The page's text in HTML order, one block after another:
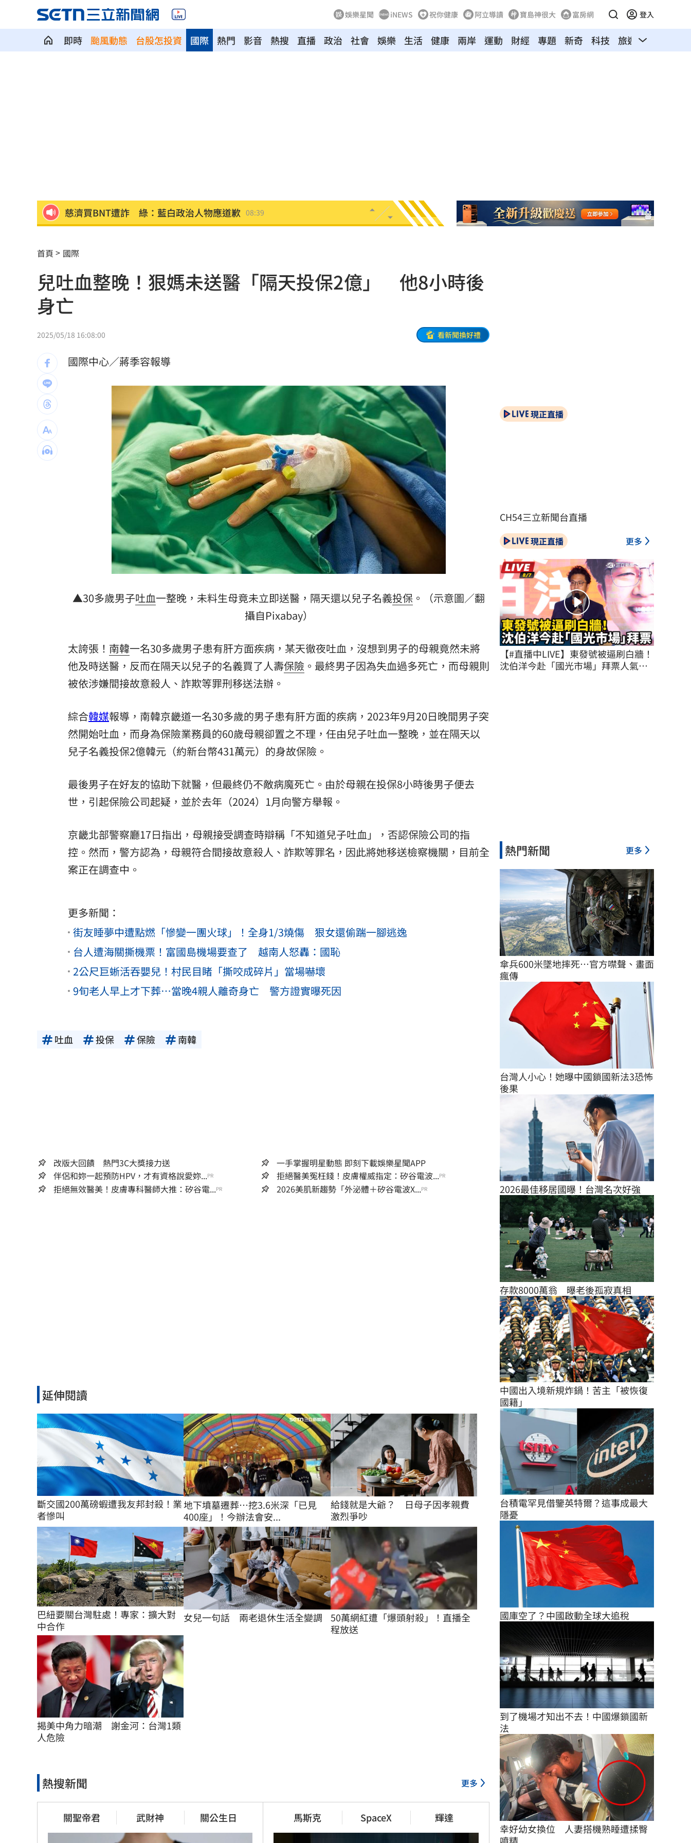
娛樂星聞 iNEWS 祝你健康 阿立導讀 寶島神很大 富房網 登入
即時 颱風動態 台股怎投資 熱門 影音 熱搜 直播 政治 社會 娛樂 生活 健康
國際 兩岸 運動 財經 專題 新奇 科技 旅遊 汽車
慈濟買BNT遭詐 綠：藍白政治人物應道歉 08:39
抹黑陳時中擋疫苗！他曝往事嗆柯：欠道歉
告別綠衫軍十年生涯 布朗首揭離隊心聲 08:34
陳隨意公開神級滷肉食譜配方 網全暴動了
ENHYPEN粉絲Mina遭網暴離世！醫師揭警訊
習近平國師惹禍！狂言1句嚇跑大批台商
女友懷5個月身孕…跟槍毒犯共吸喪屍菸彈 08:23
獨／海軍雇員0經驗開小火車…害夫妻死別
美伊達協議重開荷莫茲海峽？ 川普回應了 08:21
恩比德身心狀態回歸巔峰 攜詹姆斯力拚冠 08:20
女師遭學生刺眼恐失明！教育局：依法究責 08:20
97萬網紅肥大叔驟逝 2天前才暴瘦直播 08:11
白海豚狂攪拖出條狀冷水帶！鄭明典揭密
台灣彩券開獎直播中 20:31
LIVE三立+24小時直播
首頁 國際
兒吐血整晚！狠媽未送醫「隔天投保2億」 他8小時後
身亡
2025/05/18 16:08:00 看新聞換好禮
國際中心／蔣季容報導
▲30多歲男子吐血一整晚，未料生母竟未立即送醫，隔天還以兒子名義投保 。（示意圖／翻
攝自Pixabay）
太誇張！ 南韓一名30多歲男子患有肝方面疾病，某天徹夜吐血，沒想到男子的母親竟然未將
他及時送醫，反而在隔天以兒子的名義買了人壽保險 。最終男子因為失血過多死亡，而母親則
被依涉嫌間接故意殺人、詐欺等罪刑移送法辦。
綜合韓媒報導，南韓京畿道一名30多歲的男子患有肝方面的疾病，2023年9月20日晚間男子突
然開始吐血，而身為保險業務員的60歲母親卻置之不理，任由兒子吐血一整晚，並在隔天以
兒子名義投保2億韓元（約新台幣431萬元）的身故保險。
最後男子在好友的協助下就醫，但最終仍不敵病魔死亡。由於母親在投保8小時後男子便去
世，引起保險公司起疑，並於去年（2024）1月向警方舉報。
京畿北部警察廳17日指出，母親接受調查時辯稱「不知道兒子吐血」，否認保險公司的指
控。然而，警方認為，母親符合間接故意殺人、詐欺等罪名，因此將她移送檢察機關，目前全
案正在調查中。
更多新聞：
街友睡夢中遭點燃「慘變一團火球」！全身1/3燒傷 狠女還偷踹一腳逃逸
台人遭海關撕機票！富國島機場要查了 越南人怒轟：國恥
2公尺巨蜥活吞嬰兒！村民目睹「撕咬成碎片」當場嚇壞
9旬老人早上才下葬…當晚4親人離奇身亡 警方證實曝死因
吐血 投保 保險 南韓
改版大回饋 熱門3C大獎接力送
一手掌握明星動態 即刻下載娛樂星聞APP
伴侶和妳一起預防HPV，才有資格說愛妳...PR 拒絕醫美冤枉錢！皮膚權威指定：矽谷電波...PR
拒絕無效醫美！皮膚專科醫師大推：矽谷電...PR 2026美肌新趨勢「外泌體＋矽谷電波X...PR
延伸閱讀
斷交國200萬磅蝦遭我友邦封殺！業
者慘叫
地下墳墓遷葬…挖3.6米深「已見
400座」！今辦法會安...
給錢就是大爺？　日母子因孝親費
激烈爭吵
巴紐要關台灣駐處！專家：擴大對
中合作
女兒一句話　兩老退休生活全變調
50萬網紅遭「爆頭射殺」！直播全
程放送
揭美中角力暗潮　謝金河：台灣1類
人危險
熱搜新聞 更多
關聖帝君 武財神 關公生日 馬斯克 SpaceX 輝達
現正直播
CH54三立新聞台直播
現正直播 更多
【#直播中LIVE】東發號被逼刷白牆！
沈伯洋今赴「國光市場」拜票人氣不
熱門新聞 更多
傘兵600米墜地摔死…官方噤聲、畫面
瘋傳
台灣人小心！她曝中國鎖國新法3恐怖
後果
2026最佳移居國曝！台灣名次好強
存款8000萬翁　曝老後孤寂真相
中國出入境新規炸鍋！苦主「被恢復
國籍」
台積電罕見借鑒英特爾？這事成最大
隱憂
國庫空了？中國啟動全球大追稅
到了機場才知出不去！中國爆鎖國新
法
幸好幼女換位　人妻搭機熟睡遭揉臀
噴精